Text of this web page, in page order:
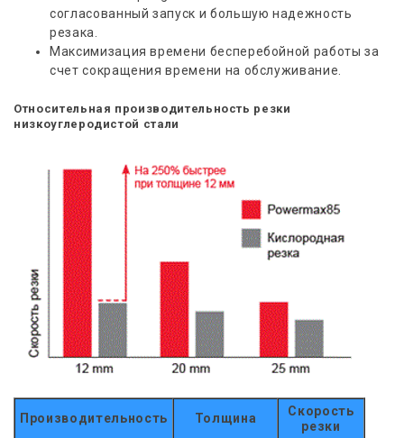
согласованный запуск и большую надежность
резака.
Максимизация времени бесперебойной работы за
счет сокращения времени на обслуживание.
Относительная производительность резки
низкоуглеродистой стали
Производительность Толщина
Скорость
резки